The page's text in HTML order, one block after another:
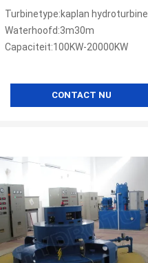
Synchrone Generator
Turbinetype:kaplan hydroturbine
Waterhoofd:3m30m
Capaciteit:100KW-20000KW
CONTACT NU